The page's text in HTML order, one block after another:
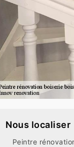
Nous localiser
Peintre